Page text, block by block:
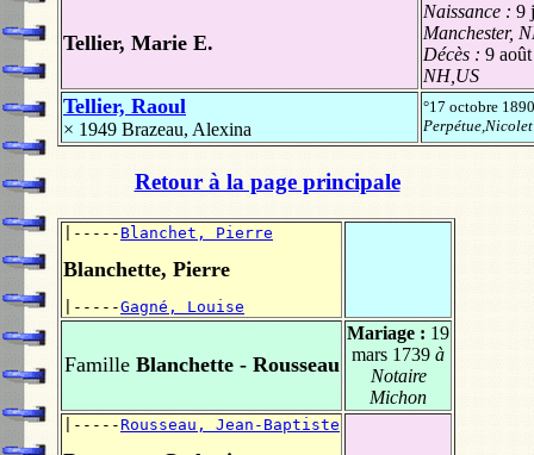
Tellier, Marie E.
Naissance : 9
Manchester,
Décès : 9
NH,US
Tellier, Raoul
× 1949 Brazeau, Alexina
°17 octobre
Perpétue,Nicolet
Retour à la page principale
|----- Blanchet, Pierre
Blanchette, Pierre
|-----Gagné, Louise
FamilleBlanchette - Rousseau
Mariage : 19
mars 1739 à
Notaire
Michon
|-----Rousseau, Jean-Baptiste